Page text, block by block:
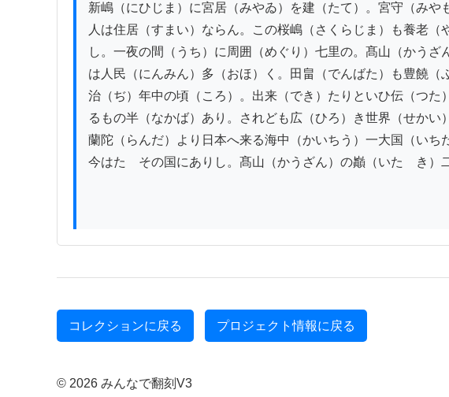
新嶋（にひじま）に宮居（みやゐ）を建（たて）。宮守（み
人は住居（すまい）ならん。この桜嶋（さくらじま）も養老
し。一夜の間（うち）に周囲（めぐり）七里の。髙山（かう
は人民（にんみん）多（おほ）く。田畠（でんばた）も豊饒
治（ぢ）年中の頃（ころ）。出来（でき）たりといひ伝（つ
るもの半（なかば）あり。されども広（ひろ）き世界（せかい
蘭陀（らんだ）より日本へ来る海中（かいちう）一大国（いち
今はたゞその国にありし。髙山（かうざん）の巓（いたゞき
コレクションに戻る プロジェクト情報に戻る
© 2026 みんなで翻刻V3